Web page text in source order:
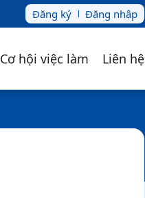
Đăng ký Đăng nhập
Cơ hội việc làm Liên hệ